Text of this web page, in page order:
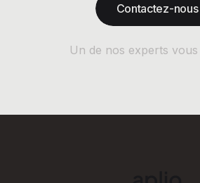
Contactez-nous
Un de nos experts